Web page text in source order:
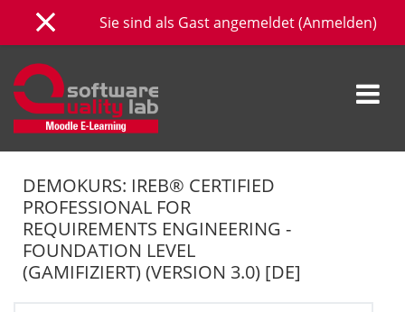
Zum Hauptinhalt
Website-ÜbersichtSie sind als Gast angemeldet (Anmelden)
DEMOKURS: IREB® CERTIFIED
PROFESSIONAL FOR
REQUIREMENTS ENGINEERING -
FOUNDATION LEVEL
(GAMIFIZIERT) (VERSION 3.0) [DE]